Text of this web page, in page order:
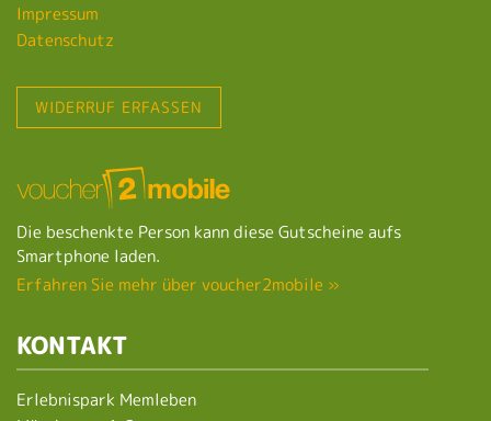
Impressum
Datenschutz
WIDERRUF ERFASSEN
Die beschenkte Person kann diese Gutscheine aufs
Smartphone laden.
Erfahren Sie mehr über voucher2mobile »
KONTAKT
Erlebnispark Memleben